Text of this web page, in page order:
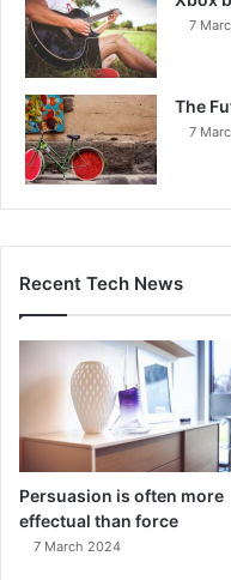
7
The
7
Recent Tech News
Persuasion is often more
effectual than force
7 March 2024